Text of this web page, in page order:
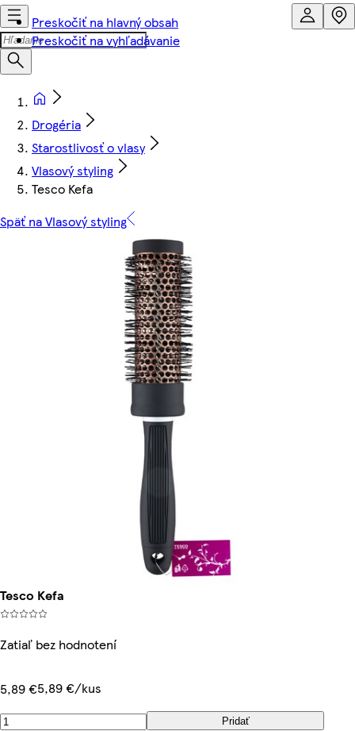
Preskočiť na hlavný obsah
Preskočiť na vyhľadávanie
Drogéria
Starostlivosť o vlasy
Vlasový styling
Tesco Kefa
Späť na Vlasový styling
Tesco Kefa
Zatiaľ bez hodnotení
5,89 €5,89 €/kus
Pridať